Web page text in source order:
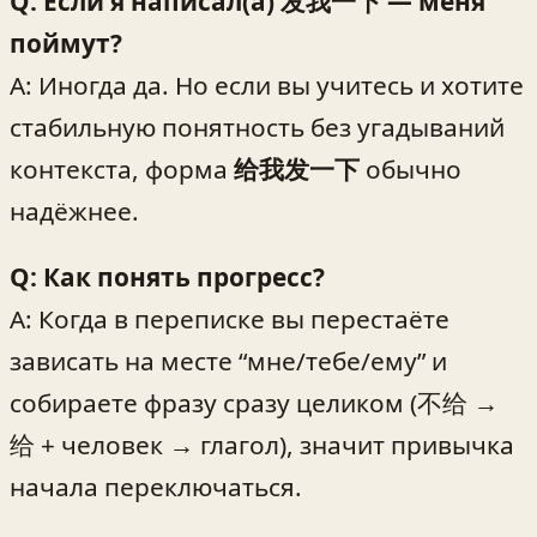
поймут?
A: Иногда да. Но если вы учитесь и хотите
стабильную понятность без угадываний
контекста, форма 给我发一下 обычно
надёжнее.
Q: Как понять прогресс?
A: Когда в переписке вы перестаёте
зависать на месте “мне/тебе/ему” и
собираете фразу сразу целиком (不给 →
给 + человек → глагол), значит привычка
начала переключаться.